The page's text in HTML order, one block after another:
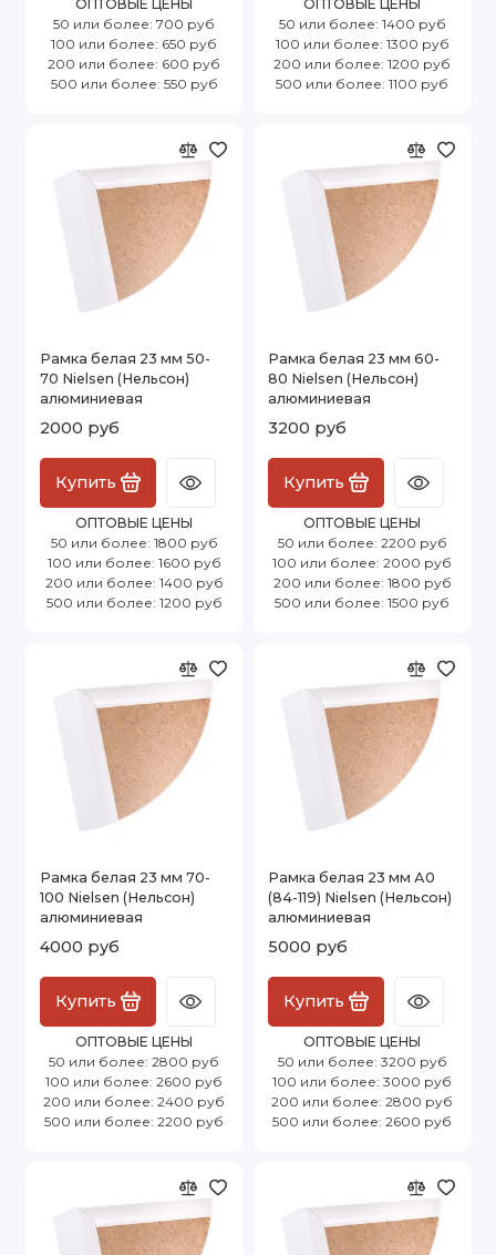
ОПТОВЫЕ ЦЕНЫ
50 или более: 700 руб
100 или более: 650 руб
200 или более: 600 руб
500 или более: 550 руб
ОПТОВЫЕ ЦЕНЫ
50 или более: 1400 руб
100 или более: 1300 руб
200 или более: 1200 руб
500 или более: 1100 руб
Рамка белая 23 мм 50-
70 Nielsen (Нельсон)
алюминиевая
2000 руб
Купить
ОПТОВЫЕ ЦЕНЫ
50 или более: 1800 руб
100 или более: 1600 руб
200 или более: 1400 руб
500 или более: 1200 руб
Рамка белая 23 мм 60-
80 Nielsen (Нельсон)
алюминиевая
3200 руб
Купить
ОПТОВЫЕ ЦЕНЫ
50 или более: 2200 руб
100 или более: 2000 руб
200 или более: 1800 руб
500 или более: 1500 руб
Рамка белая 23 мм 70-
100 Nielsen (Нельсон)
алюминиевая
4000 руб
Купить
ОПТОВЫЕ ЦЕНЫ
50 или более: 2800 руб
100 или более: 2600 руб
200 или более: 2400 руб
500 или более: 2200 руб
Рамка белая 23 мм А0
(84-119) Nielsen (Нельсон)
алюминиевая
5000 руб
Купить
ОПТОВЫЕ ЦЕНЫ
50 или более: 3200 руб
100 или более: 3000 руб
200 или более: 2800 руб
500 или более: 2600 руб